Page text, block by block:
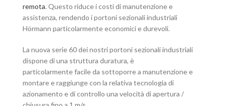
remota. Questo riduce i costi di manutenzione e
assistenza, rendendo i portoni sezionali industriali
Hörmann particolarmente economici e durevoli.
La nuova serie 60 dei nostri portoni sezionali industriali
dispone di una struttura duratura, è
particolarmente facile da sottoporre a manutenzione e
montare e raggiunge con la relativa tecnologia di
azionamento e di controllo una velocità di apertura /